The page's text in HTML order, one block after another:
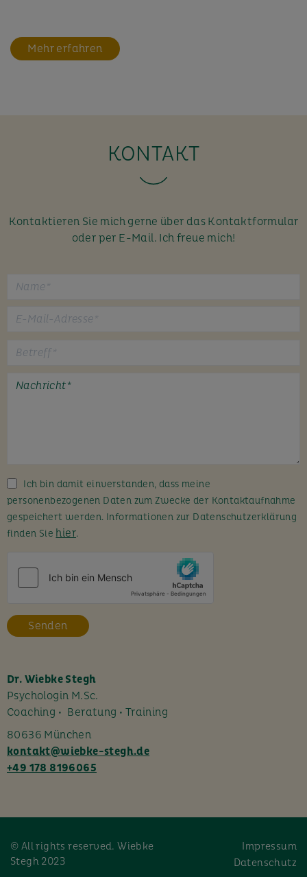
Mehr erfahren
KONTAKT
Kontaktieren Sie mich gerne über das Kontaktformular
oder per E-Mail. Ich freue mich!
e
d
i
e
e
l
e
e
r
.
Ich bin damit einverstanden, dass meine
personenbezogenen Daten zum Zwecke der Kontaktaufnahme
gespeichert werden. Informationen zur Datenschutzerklärung
finden Sie hier.
Dr. Wiebke Stegh
Psychologin M.Sc.
Coaching • Beratung • Training
80636 München
kontakt@wiebke-stegh.de
+49 178 8196065
Impressum
Datenschutz
© All rights reserved. Wiebke
Stegh 2023